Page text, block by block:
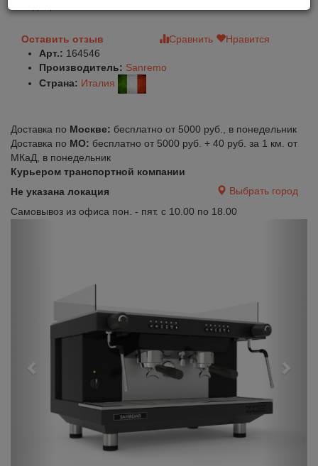
Оставить отзыв Сравнить
Нравится
Арт.: 164546
Производитель: Sanremo
Страна: Италия
Доставка по Москве: бесплатно от 5000 руб., в понедельник
Доставка по МО: бесплатно от 5000 руб. + 40 руб. за 1 км. от
МКаД, в понедельник
Курьером транспортной компании
Не указана локация
Выбрать город
Самовывоз из офиса пон. - пят. с 10.00 по 18.00